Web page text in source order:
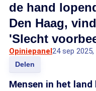
de hand
Den Haag,
'Slecht
Opiniepanel24 sep 2025,
Delen
Mensen in het